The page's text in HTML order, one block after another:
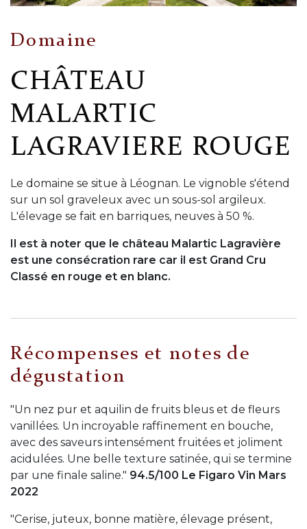
Domaine
CHÂTEAU
MALARTIC
LAGRAVIERE ROUGE
Le domaine se situe à Léognan. Le vignoble s'étend
sur un sol graveleux avec un sous-sol argileux.
L'élevage se fait en barriques, neuves à 50 %.
Il est à noter que le château Malartic Lagravière
est une consécration rare car il est Grand Cru
Classé en rouge et en blanc.
Récompenses et notes de
dégustation
"Un nez pur et aquilin de fruits bleus et de fleurs
vanillées. Un incroyable raffinement en bouche,
avec des saveurs intensément fruitées et joliment
acidulées. Une belle texture satinée, qui se termine
par une finale saline." 94.5/100 Le Figaro Vin Mars
2022
"Cerise, juteux, bonne matière, élevage présent,